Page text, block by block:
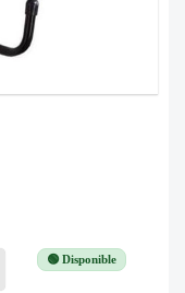
🟢 Disponible